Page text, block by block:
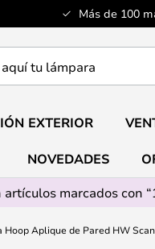
Más de 100
EXTERIOR
NOVEDADES
artículos marcados con
Hoop Aplique de Pared HW